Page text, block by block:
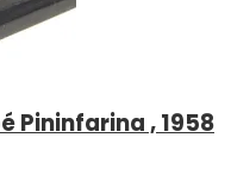
Pininfarina , 1958